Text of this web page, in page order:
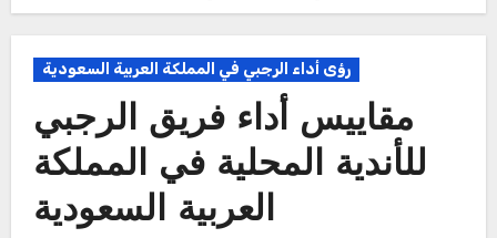
رؤى أداء الرجبي في المملكة العربية السعودية
مقاييس أداء فريق الرجبي
للأندية المحلية في المملكة
العربية السعودية